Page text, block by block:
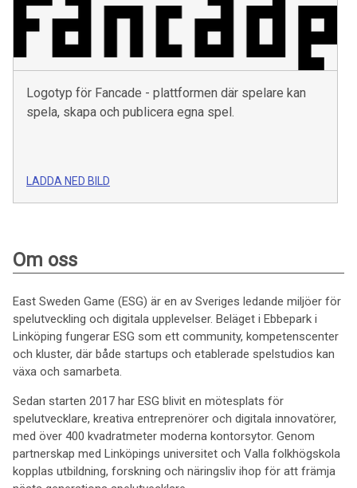
Logotyp för Fancade - plattformen där spelare kan
spela, skapa och publicera egna spel.
LADDA NED BILD
Om oss
East Sweden Game (ESG) är en av Sveriges ledande miljöer för
spelutveckling och digitala upplevelser. Beläget i Ebbepark i
Linköping fungerar ESG som ett community, kompetenscenter
och kluster, där både startups och etablerade spelstudios kan
växa och samarbeta.
Sedan starten 2017 har ESG blivit en mötesplats för
spelutvecklare, kreativa entreprenörer och digitala innovatörer,
med över 400 kvadratmeter moderna kontorsytor. Genom
partnerskap med Linköpings universitet och Valla folkhögskola
kopplas utbildning, forskning och näringsliv ihop för att främja